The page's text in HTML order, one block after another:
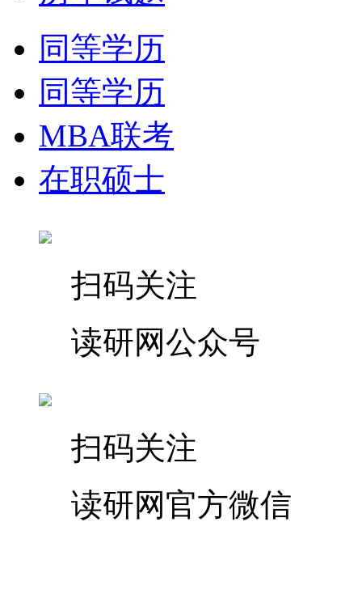
同等学历
同等学历
MBA联考
在职硕士
扫码关注
读研网公众号
扫码关注
读研网官方微信